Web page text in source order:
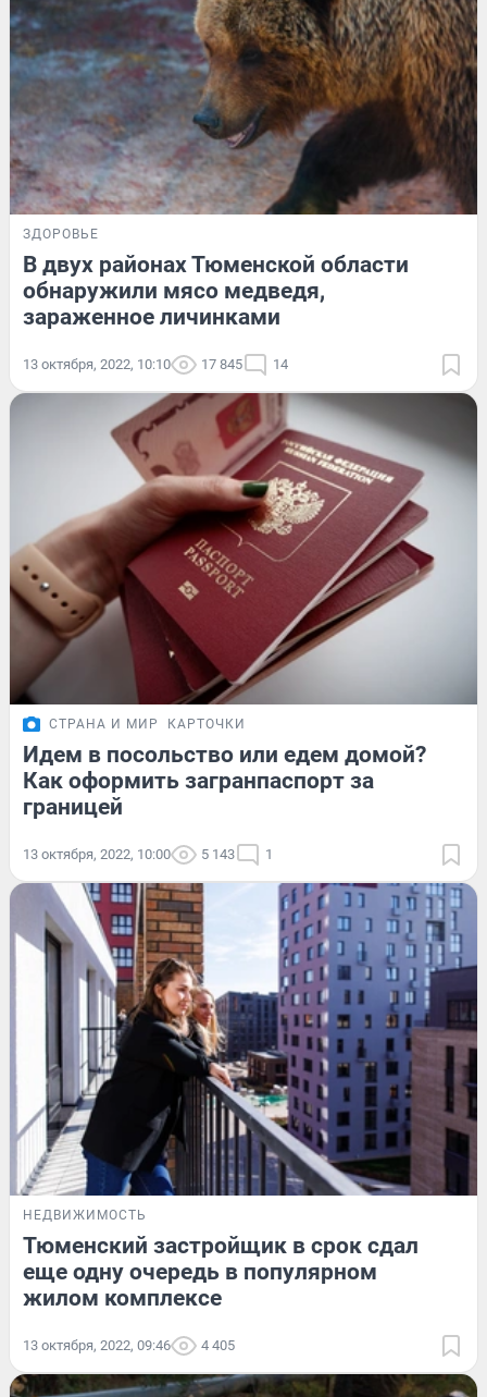
ЗДОРОВЬЕ
В двух районах Тюменской области
обнаружили мясо медведя,
зараженное личинками
13 октября, 2022, 10:10 17 845 14
СТРАНА И МИР КАРТОЧКИ
Идем в посольство или едем домой?
Как оформить загранпаспорт за
границей
13 октября, 2022, 10:00 5 143 1
НЕДВИЖИМОСТЬ
Тюменский застройщик в срок сдал
еще одну очередь в популярном
жилом комплексе
13 октября, 2022, 09:46 4 405